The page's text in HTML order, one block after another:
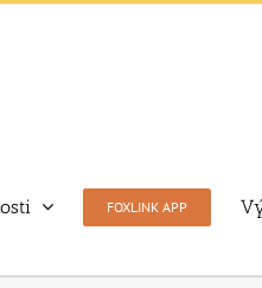
FOXLINK APP